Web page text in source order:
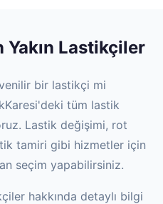
Yakın Lastikçiler
bir lastikçi mi
Karesi'deki tüm lastik
Lastik değişimi, rot
tamiri gibi hizmetler için
seçim yapabilirsiniz.
hakkında detaylı bilgi